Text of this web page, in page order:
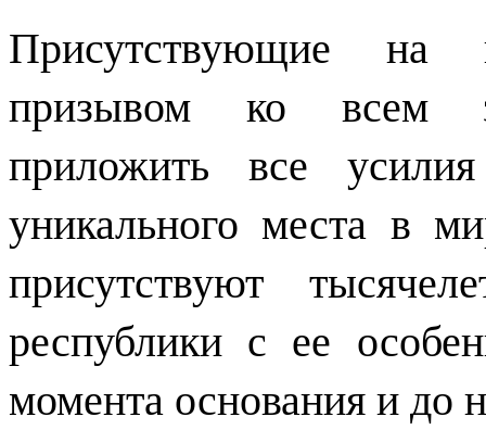
Присутствующие на
призывом ко всем
приложить все
уникального места в
присутствуют
республики с ее
момента основания и до